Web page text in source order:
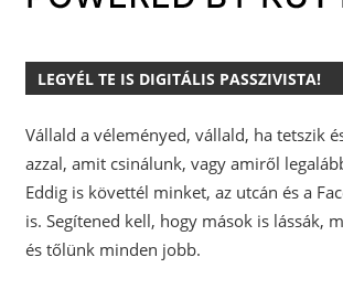
LEGYÉL TE IS DIGITÁLIS PASSZIVISTA!
Vállald a véleményed, vállald, ha tetszik
azzal, amit csinálunk, vagy amiről
Eddig is követtél minket, az utcán és a
is. Segítened kell, hogy mások is lássák,
és tőlünk minden jobb.